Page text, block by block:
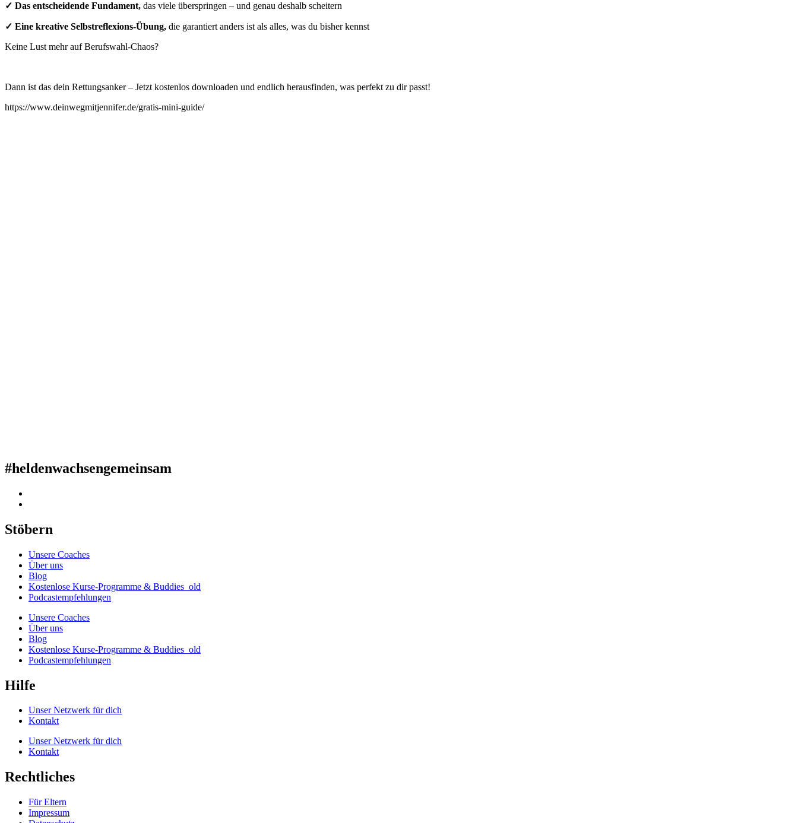
✓ Das entscheidende Fundament, das viele überspringen – und genau deshalb scheitern
✓ Eine kreative Selbstreflexions-Übung, die garantiert anders ist als alles, was du bisher kennst
Keine Lust mehr auf Berufswahl-Chaos?
Dann ist das dein Rettungsanker – Jetzt kostenlos downloaden und endlich herausfinden, was perfekt zu dir passt!
https://www.deinwegmitjennifer.de/gratis-mini-guide/
#heldenwachsengemeinsam
Stöbern
Unsere Coaches
Über uns
Blog
Kostenlose Kurse-Programme & Buddies_old
Podcastempfehlungen
Unsere Coaches
Über uns
Blog
Kostenlose Kurse-Programme & Buddies_old
Podcastempfehlungen
Hilfe
Unser Netzwerk für dich
Kontakt
Unser Netzwerk für dich
Kontakt
Rechtliches
Für Eltern
Impressum